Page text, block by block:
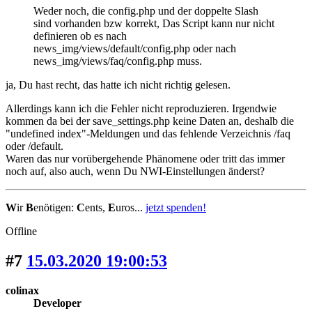
Weder noch, die config.php und der doppelte Slash
sind vorhanden bzw korrekt, Das Script kann nur nicht
definieren ob es nach
news_img/views/default/config.php oder nach
news_img/views/faq/config.php muss.
ja, Du hast recht, das hatte ich nicht richtig gelesen.
Allerdings kann ich die Fehler nicht reproduzieren. Irgendwie
kommen da bei der save_settings.php keine Daten an, deshalb die
"undefined index"-Meldungen und das fehlende Verzeichnis /faq
oder /default.
Waren das nur vorübergehende Phänomene oder tritt das immer
noch auf, also auch, wenn Du NWI-Einstellungen änderst?
WirBenötigen: Cents, Euros... jetzt spenden!
Offline
#7 15.03.2020 19:00:53
colinax
Developer